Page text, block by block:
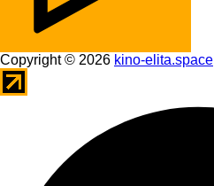
Copyright © 2026 kino-elita.space